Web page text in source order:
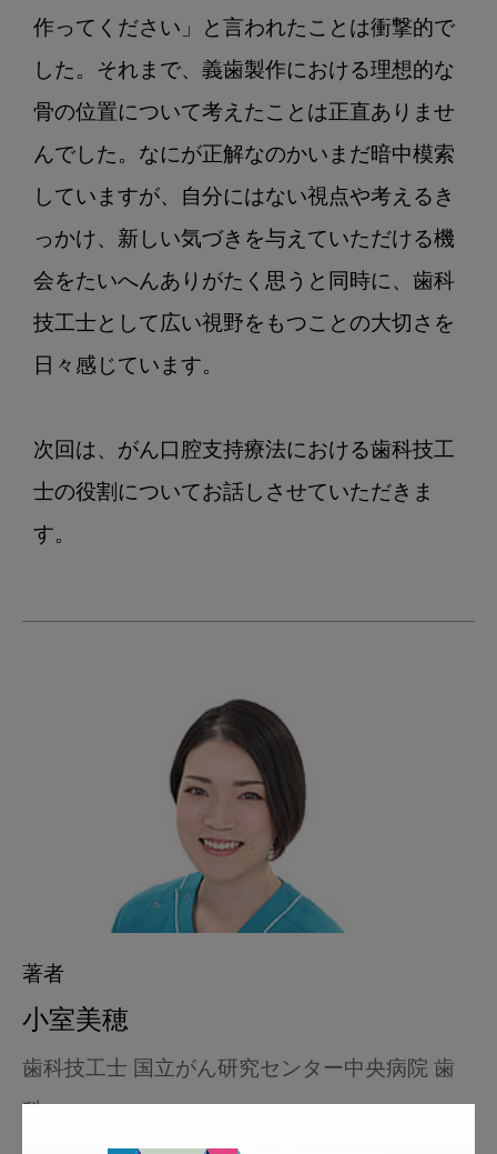
作ってください」と言われたことは衝撃的で
した。それまで、義歯製作における理想的な
骨の位置について考えたことは正直ありませ
んでした。なにが正解なのかいまだ暗中模索
していますが、自分にはない視点や考えるき
っかけ、新しい気づきを与えていただける機
会をたいへんありがたく思うと同時に、歯科
技工士として広い視野をもつことの大切さを
日々感じています。
次回は、がん口腔支持療法における歯科技工
士の役割についてお話しさせていただきま
著者
小室美穂
歯科技工士 国立がん研究センター中央病院 歯